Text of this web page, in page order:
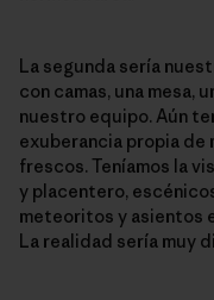
La segunda sería
con camas, una mesa,
nuestro equipo. Aún
exuberancia propia de
frescos. Teníamos la
y placentero,
meteoritos y asientos
La realidad sería muy